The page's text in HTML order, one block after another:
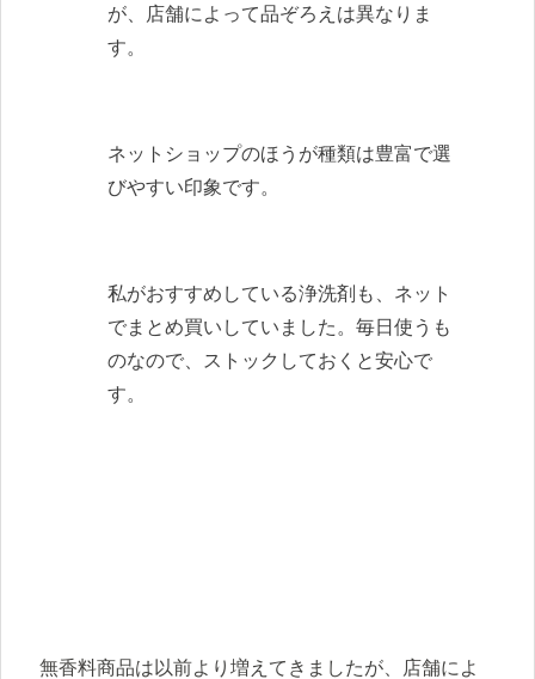
が、店舗によって品ぞろえは異なりま
す。
ネットショップのほうが種類は豊富で選
びやすい印象です。
私がおすすめしている浄洗剤も、ネット
でまとめ買いしていました。毎日使うも
のなので、ストックしておくと安心で
す。
無香料商品は以前より増えてきましたが、店舗によ